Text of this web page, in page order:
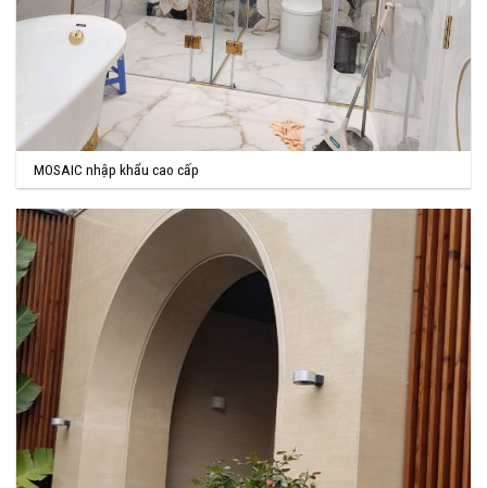
MOSAIC nhập khẩu cao cấp